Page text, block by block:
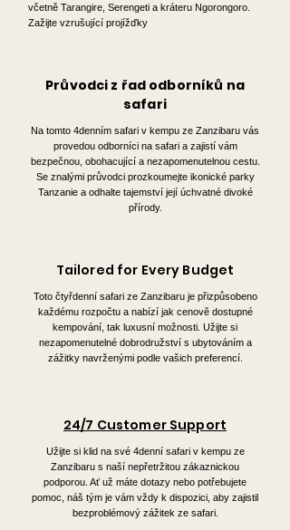
včetně Tarangire, Serengeti a kráteru Ngorongoro.
Zažijte vzrušující projížďky
Průvodci z řad odborníků na
safari
Na tomto 4denním safari v kempu ze Zanzibaru vás
provedou odborníci na safari a zajistí vám
bezpečnou, obohacující a nezapomenutelnou cestu.
Se znalými průvodci prozkoumejte ikonické parky
Tanzanie a odhalte tajemství její úchvatné divoké
přírody.
Tailored for Every Budget
Toto čtyřdenní safari ze Zanzibaru je přizpůsobeno
každému rozpočtu a nabízí jak cenově dostupné
kempování, tak luxusní možnosti. Užijte si
nezapomenutelné dobrodružství s ubytováním a
zážitky navrženými podle vašich preferencí.
24/7 Customer Support
Užijte si klid na své 4denní safari v kempu ze
Zanzibaru s naší nepřetržitou zákaznickou
podporou. Ať už máte dotazy nebo potřebujete
pomoc, náš tým je vám vždy k dispozici, aby zajistil
bezproblémový zážitek ze safari.